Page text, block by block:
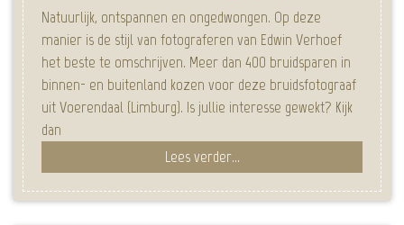
Natuurlijk, ontspannen en ongedwongen. Op deze
manier is de stijl van fotograferen van Edwin Verhoef
het beste te omschrijven. Meer dan 400 bruidsparen in
binnen- en buitenland kozen voor deze bruidsfotograaf
uit Voerendaal (Limburg). Is jullie interesse gewekt? Kijk
dan
Lees verder...